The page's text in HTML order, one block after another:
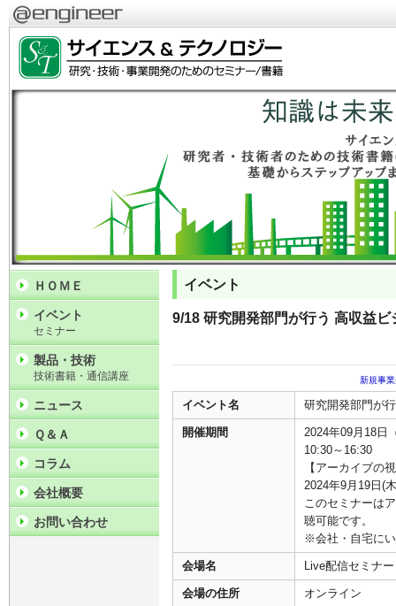
イベント
9/18 研究開発部門が行う 高収益
新規事
イベント名 研究開発部門が
開催期間
2024年09月18日
10:30～16:30
【アーカイブの
2024年9月19日(
このセミナーは
聴可能です。
※会社・自宅に
会場名 Live配信セミナ
会場の住所 オンライン
ＨＯＭＥ
イベント
セミナー
製品・技術
技術書籍・通信講座
ニュース
Ｑ＆Ａ
コラム
会社概要
お問い合わせ